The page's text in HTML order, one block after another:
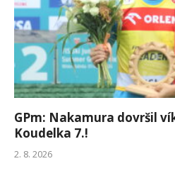
GPm: Nakamura dovršil
Koudelka 7.!
2. 8. 2026